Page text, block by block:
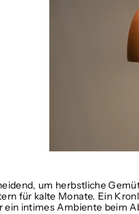
um herbstliche
für kalte Monate. Ein
intimes Ambiente beim